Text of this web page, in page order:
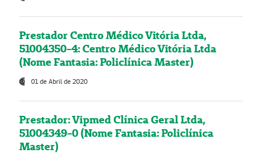
Prestador Centro Médico Vitória Ltda,
51004350-4: Centro Médico Vitória Ltda
(Nome Fantasia: Policlínica Master)
01 de Abril de 2020
Prestador: Vipmed Clínica Geral Ltda,
51004349-0 (Nome Fantasia: Policlínica
Master)